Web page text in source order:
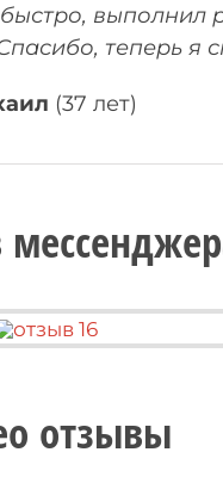
теперь я
(37 лет)
отзывы